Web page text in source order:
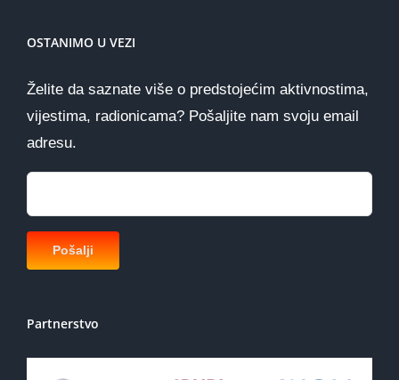
OSTANIMO U VEZI
Želite da saznate više o predstojećim aktivnostima,
vijestima, radionicama? Pošaljite nam svoju email
adresu.
Partnerstvo